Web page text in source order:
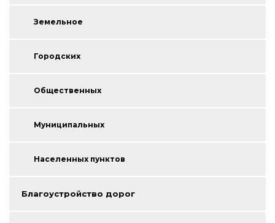
Земельное
Городских
Общественных
Муниципальных
Населенных пунктов
Благоустройство дорог